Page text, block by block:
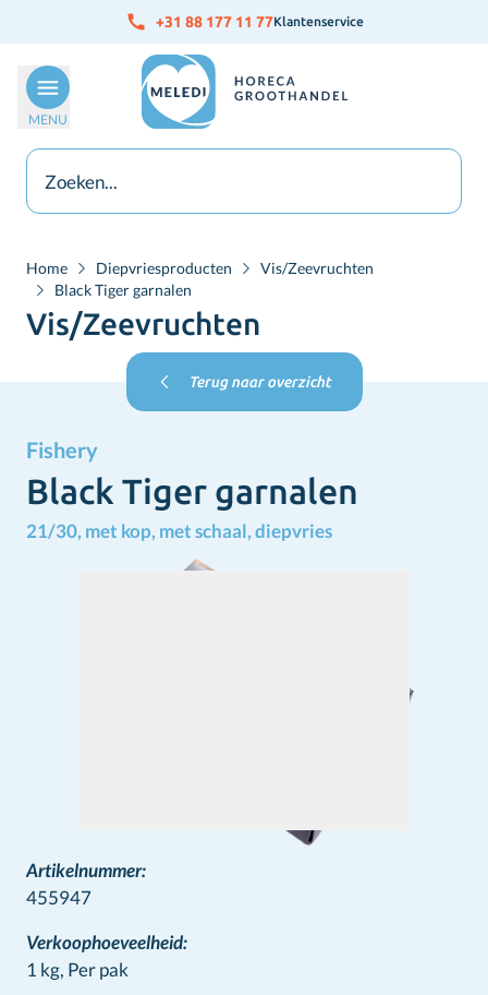
Ga naar de inhoud +31 88 177 11 77Klantenservice
MENU
Home Diepvriesproducten
Vis/Zeevruchten
Black Tiger garnalen
Vis/Zeevruchten
Terug naar overzicht
Fishery
Black Tiger garnalen
21/30, met kop, met schaal, diepvries
Artikelnummer:
455947
Verkoophoeveelheid:
1 kg, Per pak